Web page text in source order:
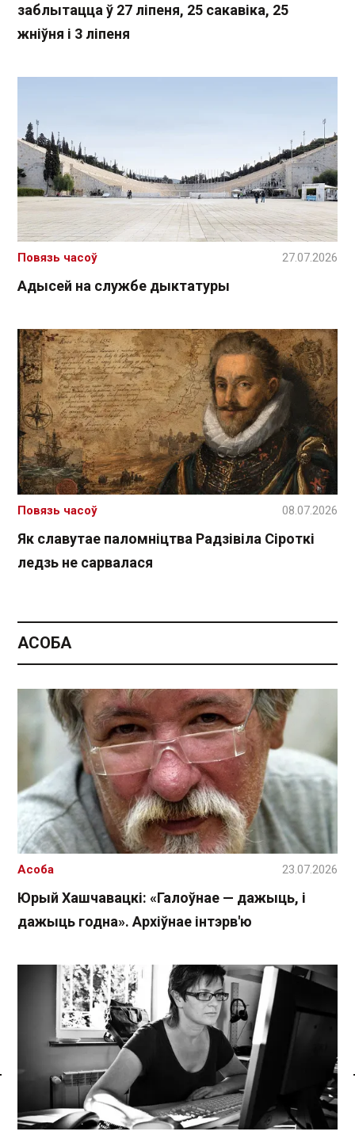
Спасылка без VPN
заблытацца ў 27 ліпеня, 25 сакавіка, 25
жніўня і 3 ліпеня
Адысей на службе дыктатуры
Повязь часоў 27.07.2026
Як славутае паломніцтва Радзівіла Сіроткі
ледзь не сарвалася
Повязь часоў 08.07.2026
АСОБА
Юрый Хашчавацкі: «Галоўнае — дажыць, і
дажыць годна». Архіўнае інтэрв'ю
Асоба 23.07.2026